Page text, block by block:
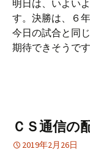
明日は、いよい
す。決勝は、６
今日の試合と同
期待できそうです
ＣＳ通信の
2019年2月26日